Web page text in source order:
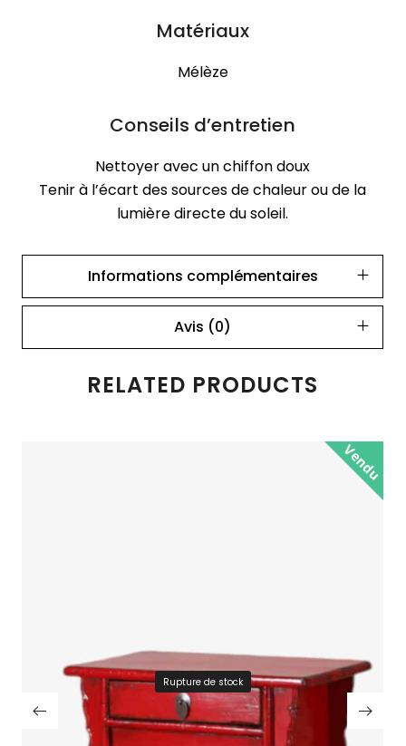
Matériaux
Mélèze
Conseils d’entretien
Nettoyer avec un chiffon doux
Tenir à l’écart des sources de chaleur ou de la
lumière directe du soleil.
Informations complémentaires
Avis (0)
RELATED PRODUCTS
Vendu
Rupture de stock